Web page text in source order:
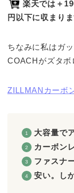
楽天では＋
円以下に収まりま
ちなみに私はガ
COACHがズタボ
ZILLMANカーボ
大容量で
カーボン
ファスナ
安い。し